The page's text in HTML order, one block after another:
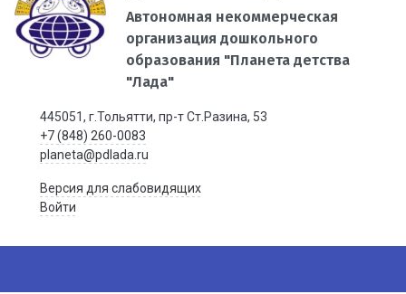
Автономная некоммерческая
организация дошкольного
образования "Планета детства
"Лада"
445051, г.Тольятти, пр-т Ст.Разина, 53
+7 (848) 260-0083
planeta@pdlada.ru
Версия для слабовидящих
Войти